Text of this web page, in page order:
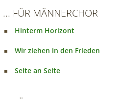
... FÜR MÄNNERCHOR
Hinterm Horizont
Wir ziehen in den Frieden
Seite an Seite